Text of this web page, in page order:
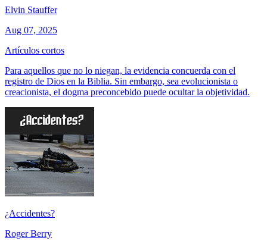
Elvin Stauffer
Aug 07, 2025
Artículos cortos
Para aquellos que no lo niegan, la evidencia concuerda con el
registro de Dios en la Biblia. Sin embargo, sea evolucionista o
creacionista, el dogma preconcebido puede ocultar la objetividad.
¿Accidentes?
Roger Berry